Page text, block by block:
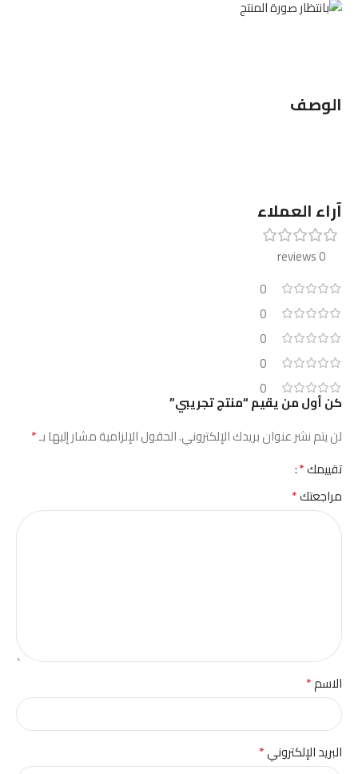
الوصف
آراء العملاء
0 reviews
0
0
0
0
0
كن أول من يقيم “منتج تجريبي”
لن يتم نشر عنوان بريدك الإلكتروني.الحقول الإلزامية مشار إليها بـ*
تقييمك*
مراجعتك*
الاسم*
البريد الإلكتروني*